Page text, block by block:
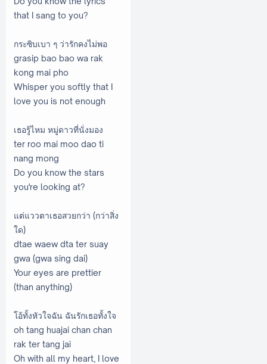
that I sang to you?
กระซิบเบา ๆ ว่ารักคงไม่พอ
grasip bao bao wa rak
kong mai pho
Whisper you softly that I
love you is not enough
เธอรู้ไหม หมู่ดาวที่นั่งมอง
ter roo mai moo dao ti
nang mong
Do you know the stars
you're looking at?
แต่แววตาเธอสวยกว่า (กว่าสิ่ง
ใด)
dtae waew dta ter suay
gwa (gwa sing dai)
Your eyes are prettier
(than anything)
โอ้ทั้งหัวใจฉัน ฉันรักเธอทั้งใจ
oh tang huajai chan chan
rak ter tang jai
Oh with all my heart, I love